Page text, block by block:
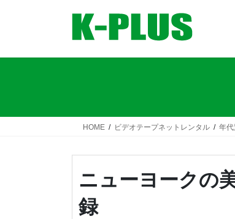
HOME ビデオテープネットレンタル 年代
ニューヨークの
録